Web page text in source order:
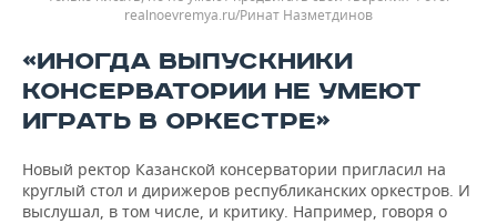
realnoevremya.ru/Ринат Назметдинов
«ИНОГДА ВЫПУСКНИКИ
КОНСЕРВАТОРИИ НЕ УМЕЮТ
ИГРАТЬ В ОРКЕСТРЕ»
Новый ректор Казанской консерватории пригласил на
круглый стол и дирижеров республиканских оркестров. И
выслушал, в том числе, и критику. Например, говоря о